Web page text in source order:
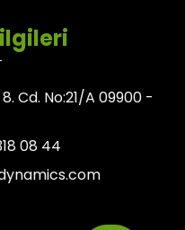
Cd. No:21/A 09900 -
08 44